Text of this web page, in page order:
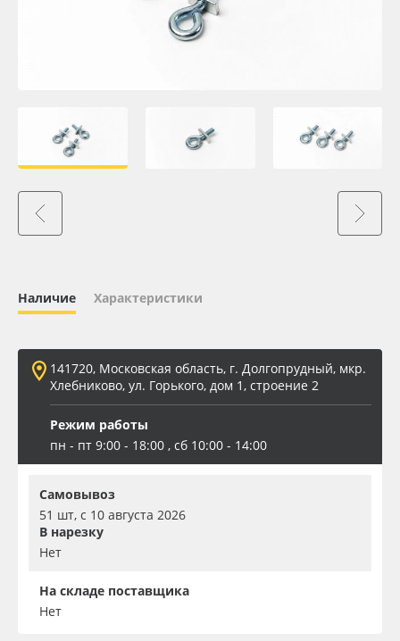
Плёнка монтажная Oratape
ПЭТ листовой
ПЭТ бэклит
Баннер
Заготовки для сувениров
Наличие Характеристики
141720, Московская область, г. Долгопрудный, мкр.
Хлебниково, ул. Горького, дом 1, строение 2
Режим работы
пн - пт 9:00 - 18:00 , сб 10:00 - 14:00
Самовывоз
51 шт, с 10 августа 2026
В нарезку
Нет
На складе поставщика
Нет